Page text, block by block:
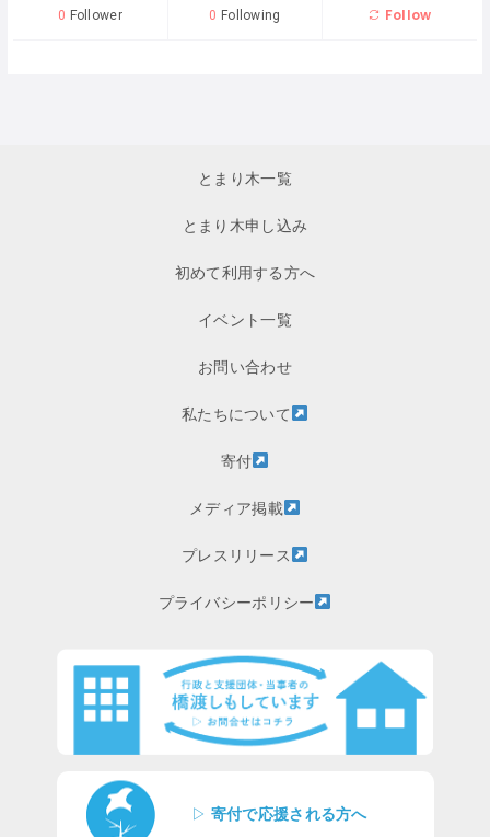
0 Follower 0 Following Follow
とまり木一覧
とまり木申し込み
初めて利用する方へ
イベント一覧
お問い合わせ
私たちについて
寄付
メディア掲載
プレスリリース
プライバシーポリシー
▷ 寄付で応援される方へ